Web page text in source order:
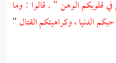
قلوبكم الوهن " . قالوا : وما
الدنيا ، وكراهيتكم القتال"